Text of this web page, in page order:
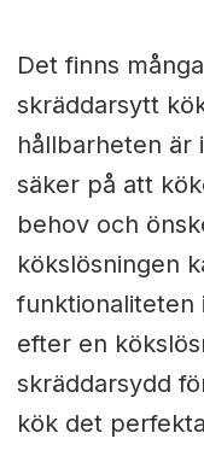
Det finns
skräddarsytt
hållbarheten är
säker på att
behov och
kökslösningen
funktionaliteten
efter en
skräddarsydd
kök det